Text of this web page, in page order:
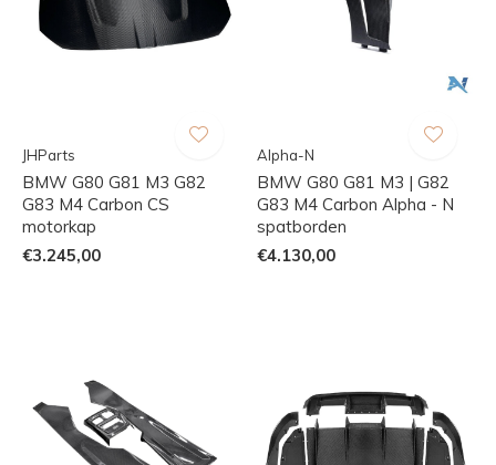
JHParts
BMW G80 G81 M3 G82
G83 M4 Carbon CS
motorkap
€3.245,00
Alpha-N
BMW G80 G81 M3 | G82
G83 M4 Carbon Alpha - N
spatborden
€4.130,00